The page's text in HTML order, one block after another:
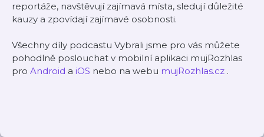
reportáže, navštěvují zajímavá místa, sledují důležité
kauzy a zpovídají zajímavé osobnosti.
Všechny díly podcastu Vybrali jsme pro vás můžete
pohodlně poslouchat v mobilní aplikaci mujRozhlas
pro Android a iOS nebo na webu mujRozhlas.cz .